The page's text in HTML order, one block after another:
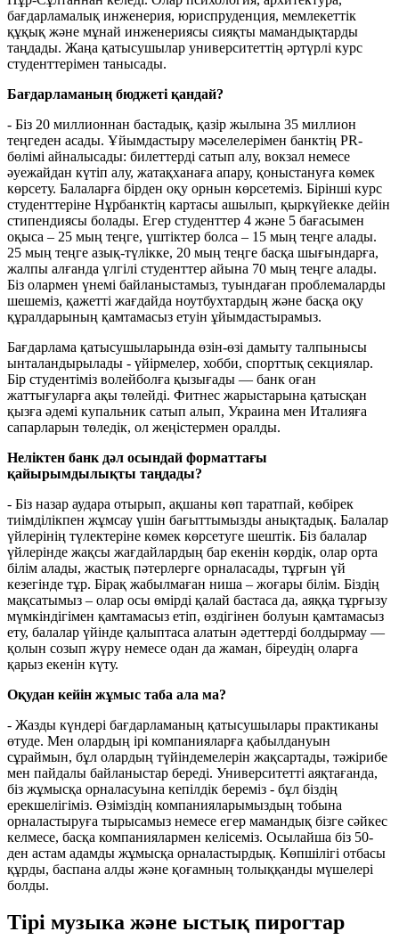
бағдарламалық инженерия, юриспруденция, мемлекеттік
құқық және мұнай инженериясы сияқты мамандықтарды
таңдады. Жаңа қатысушылар университеттің әртүрлі курс
студенттерімен танысады.
Бағдарламаның бюджеті қандай?
- Біз 20 миллионнан бастадық, қазір жылына 35 миллион
теңгеден асады. Ұйымдастыру мәселелерімен банктің PR-
бөлімі айналысады: билеттерді сатып алу, вокзал немесе
әуежайдан күтіп алу, жатақханаға апару, қоныстануға көмек
көрсету. Балаларға бірден оқу орнын көрсетеміз. Бірінші курс
студенттеріне Нұрбанктің картасы ашылып, қыркүйекке дейін
стипендиясы болады. Егер студенттер 4 және 5 бағасымен
оқыса – 25 мың теңге, үштіктер болса – 15 мың теңге алады.
25 мың теңге азық-түлікке, 20 мың теңге басқа шығындарға,
жалпы алғанда үлгілі студенттер айына 70 мың теңге алады.
Біз олармен үнемі байланыстамыз, туындаған проблемаларды
шешеміз, қажетті жағдайда ноутбухтардың және басқа оқу
құралдарының қамтамасыз етуін ұйымдастырамыз.
Бағдарлама қатысушыларында өзін-өзі дамыту талпынысы
ынталандырылады - үйірмелер, хобби, спорттық секциялар.
Бір студентіміз волейболға қызығады — банк оған
жаттығуларға ақы төлейді. Фитнес жарыстарына қатысқан
қызға әдемі купальник сатып алып, Украина мен Италияға
сапарларын төледік, ол жеңістермен оралды.
Неліктен банк дәл осындай форматтағы
қайырымдылықты таңдады?
- Біз назар аудара отырып, ақшаны көп таратпай, көбірек
тиімділікпен жұмсау үшін бағыттымызды анықтадық. Балалар
үйлерінің түлектеріне көмек көрсетуге шештік. Біз балалар
үйлерінде жақсы жағдайлардың бар екенін көрдік, олар орта
білім алады, жастық пәтерлерге орналасады, тұрғын үй
кезегінде тұр. Бірақ жабылмаған ниша – жоғары білім. Біздің
мақсатымыз – олар осы өмірді қалай бастаса да, аяққа тұрғызу
мүмкіндігімен қамтамасыз етіп, өздігінен болуын қамтамасыз
ету, балалар үйінде қалыптаса алатын әдеттерді болдырмау —
қолын созып жүру немесе одан да жаман, біреудің оларға
қарыз екенін күту.
Оқудан кейін жұмыс таба ала ма?
- Жазды күндері бағдарламаның қатысушылары практиканы
өтуде. Мен олардың ірі компанияларға қабылдануын
сұраймын, бұл олардың түйіндемелерін жақсартады, тәжірибе
мен пайдалы байланыстар береді. Университетті аяқтағанда,
біз жұмысқа орналасуына кепілдік береміз - бұл біздің
ерекшелігіміз. Өзіміздің компанияларымыздың тобына
орналастыруға тырысамыз немесе егер мамандық бізге сәйкес
келмесе, басқа компаниялармен келісеміз. Осылайша біз 50-
ден астам адамды жұмысқа орналастырдық. Көпшілігі отбасы
құрды, баспана алды және қоғамның толыққанды мүшелері
болды.
Тірі музыка және ыстық пирогтар